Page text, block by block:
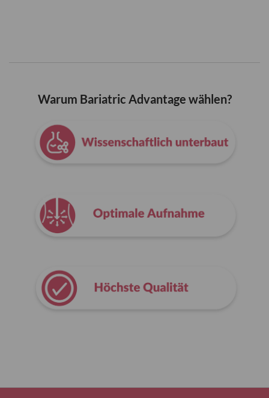
Warum Bariatric Advantage wählen?